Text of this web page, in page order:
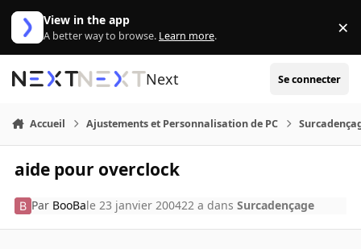
Aller au contenu
View in the app
A better way to browse. Learn more. ×
Next Se connecter
Accueil Ajustements et Personnalisation de PC
aide pour overclock
Par BooBale 23 janvier 200422 a dansSurcadençage